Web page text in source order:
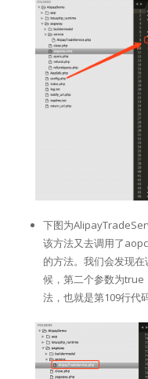
下图为
该方法又去调用了
的方法。我们会发现
候，第二个参数为
法，也就是第109行代码